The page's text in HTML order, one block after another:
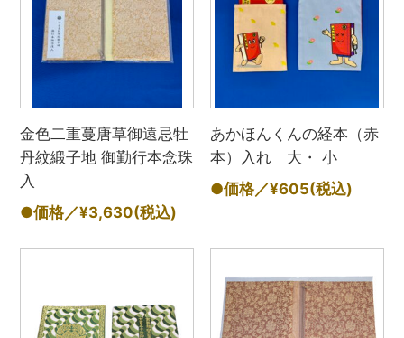
金色二重蔓唐草御遠忌牡
丹紋緞子地 御勤行本念珠
入
●価格／¥3,630(税込)
あかほんくんの経本（赤
本）入れ 大・ 小
●価格／¥605(税込)